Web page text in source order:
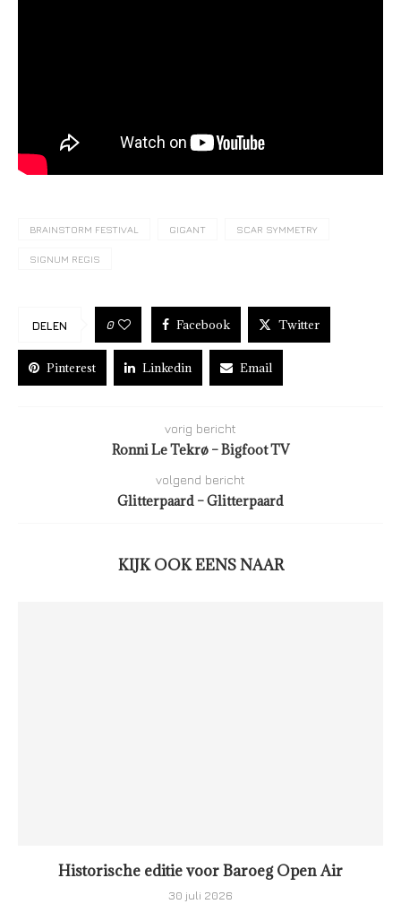
BRAINSTORM FESTIVAL GIGANT SCAR SYMMETRY
SIGNUM REGIS
DELEN 0 Facebook Twitter
Pinterest Linkedin Email
vorig bericht
Ronni Le Tekrø – Bigfoot TV
volgend bericht
Glitterpaard – Glitterpaard
KIJK OOK EENS NAAR
Historische editie voor Baroeg Open Air
30 juli 2026